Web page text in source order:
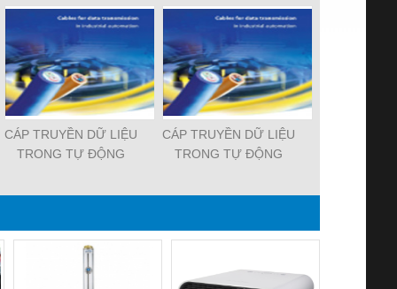
CÁP TRUYỀN DỮ LIỆU
TRONG TỰ ĐỘNG
CÁP TRUYỀN DỮ LIỆU
TRONG TỰ ĐỘNG